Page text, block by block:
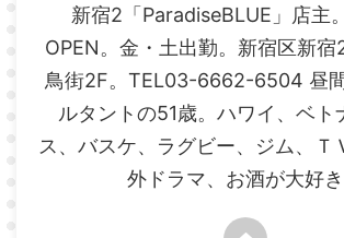
新宿2「ParadiseBLUE」店主
OPEN。金・土出勤。新宿区新
鳥街2F。TEL03-6662-6504 昼
ルタントの51歳。ハワイ、ベト
ス、バスケ、ラグビー、ジム、Ｔ
外ドラマ、お酒が大好き